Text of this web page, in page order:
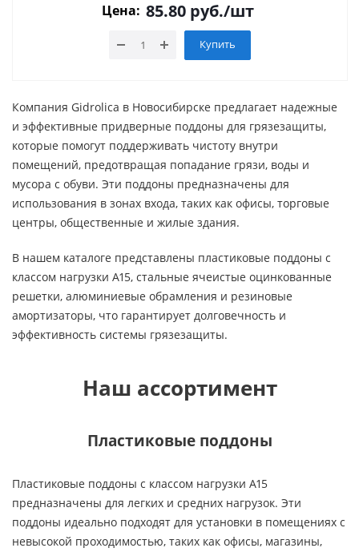
Цена: 85.80руб./шт
Купить
Компания Gidrolica в Новосибирске предлагает надежные
и эффективные придверные поддоны для грязезащиты,
которые помогут поддерживать чистоту внутри
помещений, предотвращая попадание грязи, воды и
мусора с обуви. Эти поддоны предназначены для
использования в зонах входа, таких как офисы, торговые
центры, общественные и жилые здания.
В нашем каталоге представлены пластиковые поддоны с
классом нагрузки A15, стальные ячеистые оцинкованные
решетки, алюминиевые обрамления и резиновые
амортизаторы, что гарантирует долговечность и
эффективность системы грязезащиты.
Наш ассортимент
Пластиковые поддоны
Пластиковые поддоны с классом нагрузки A15
предназначены для легких и средних нагрузок. Эти
поддоны идеально подходят для установки в помещениях с
невысокой проходимостью, таких как офисы, магазины,